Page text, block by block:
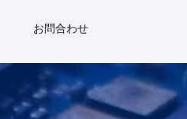
お問合わせ